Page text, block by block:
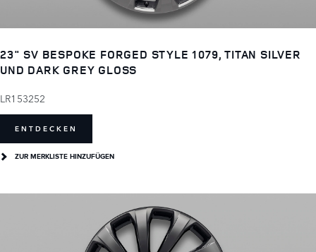
23" SV BESPOKE FORGED STYLE 1079, TITAN SILVER
UND DARK GREY GLOSS
LR153252
ENTDECKEN
ZUR MERKLISTE HINZUFÜGEN